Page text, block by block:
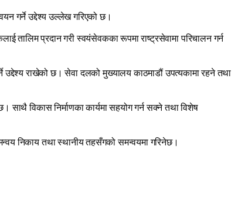
गर्ने उद्देश्य उल्लेख गरिएको छ।
तालिम प्रदान गरी स्वयंसेवकका रूपमा राष्ट्रसेवामा परिचालन गर्न
उद्देश्य राखेको छ। सेवा दलको मुख्यालय काठमाडौं उपत्यकामा रहने तथा
साथै विकास निर्माणका कार्यमा सहयोग गर्न सक्ने तथा विशेष
निकाय तथा स्थानीय तहसँगको समन्वयमा गरिनेछ।